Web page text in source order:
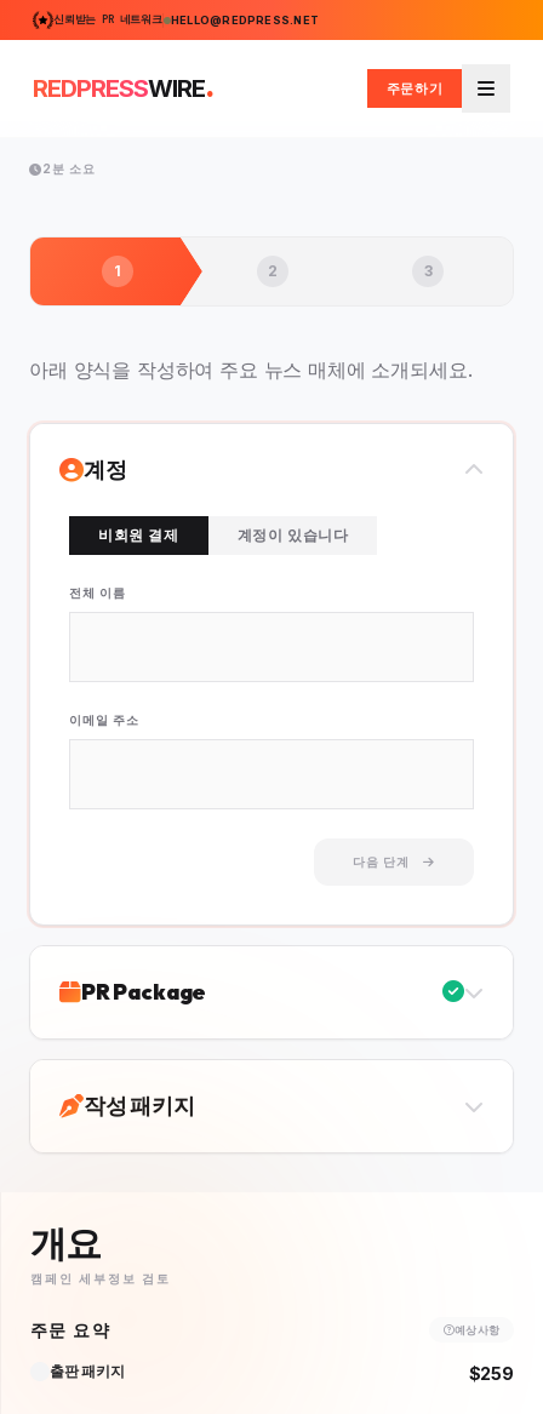
신뢰받는 PR 네트워크 HELLO@REDPRESS.NET
REDPRESSWIRE. 주문하기
메뉴
2분 소요
1 2 3
아래 양식을 작성하여 주요 뉴스 매체에 소개되세요.
계정
비회원 결제 계정이 있습니다
전체 이름
이메일 주소
다음 단계
PR Package
작성 패키지
개요
캠페인 세부정보 검토
주문 요약 예상 사항
출판 패키지 $259